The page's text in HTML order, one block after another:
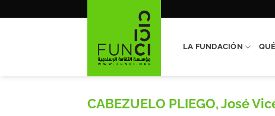
LA FUNDACIÓN
CABEZUELO PLIEGO, José